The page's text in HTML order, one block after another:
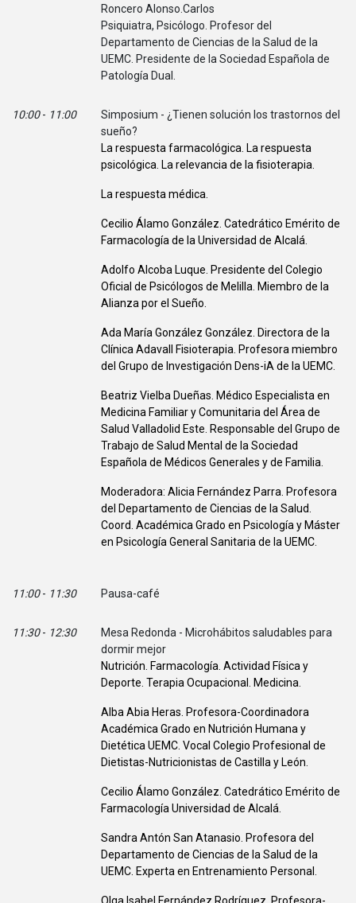
Roncero Alonso.Carlos
Psiquiatra, Psicólogo. Profesor del
Departamento de Ciencias de la Salud de la
UEMC. Presidente de la Sociedad Española de
Patología Dual.
10:00- 11:00
Simposium - ¿Tienen solución los trastornos del
sueño?
La respuesta farmacológica. La respuesta
psicológica. La relevancia de la fisioterapia.
La respuesta médica.
Cecilio Álamo González. Catedrático Emérito de
Farmacología de la Universidad de Alcalá.
Adolfo Alcoba Luque. Presidente del Colegio
Oficial de Psicólogos de Melilla. Miembro de la
Alianza por el Sueño.
Ada María González González. Directora de la
Clínica Adavall Fisioterapia. Profesora miembro
del Grupo de Investigación Dens-iA de la UEMC.
Beatriz Vielba Dueñas. Médico Especialista en
Medicina Familiar y Comunitaria del Área de
Salud Valladolid Este. Responsable del Grupo de
Trabajo de Salud Mental de la Sociedad
Española de Médicos Generales y de Familia.
Moderadora: Alicia Fernández Parra. Profesora
del Departamento de Ciencias de la Salud.
Coord. Académica Grado en Psicología y Máster
en Psicología General Sanitaria de la UEMC.
11:00- 11:30 Pausa-café
11:30- 12:30
Mesa Redonda - Microhábitos saludables para
dormir mejor
Nutrición. Farmacología. Actividad Física y
Deporte. Terapia Ocupacional. Medicina.
Alba Abia Heras. Profesora-Coordinadora
Académica Grado en Nutrición Humana y
Dietética UEMC. Vocal Colegio Profesional de
Dietistas-Nutricionistas de Castilla y León.
Cecilio Álamo González. Catedrático Emérito de
Farmacología Universidad de Alcalá.
Sandra Antón San Atanasio. Profesora del
Departamento de Ciencias de la Salud de la
UEMC. Experta en Entrenamiento Personal.